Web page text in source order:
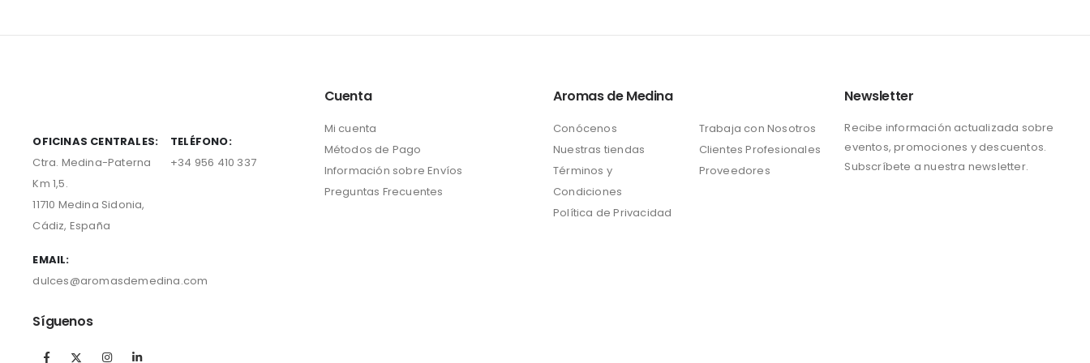
OFICINAS CENTRALES:
Ctra. Medina-Paterna
Km 1,5.
11710 Medina Sidonia,
Cádiz, España
TELÉFONO:
+34 956 410 337
EMAIL:
dulces@aromasdemedina.com
Síguenos
Cuenta
Mi cuenta
Métodos de Pago
Información sobre Envíos
Preguntas Frecuentes
Aromas de Medina
Conócenos
Nuestras tiendas
Términos y
Condiciones
Política de Privacidad
Trabaja con Nosotros
Clientes Profesionales
Proveedores
Newsletter
Recibe información actualizada sobre
eventos, promociones y descuentos.
Subscríbete a nuestra newsletter.